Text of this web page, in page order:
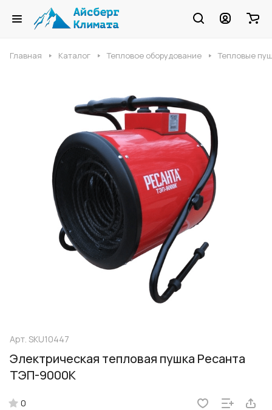
Главная Каталог Тепловое оборудование Тепловые
Арт. SKU10447
Электрическая тепловая пушка Ресанта
ТЭП-9000К
0